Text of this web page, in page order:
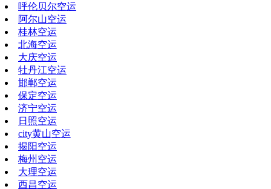
呼伦贝尔空运
阿尔山空运
桂林空运
北海空运
大庆空运
牡丹江空运
邯郸空运
保定空运
济宁空运
日照空运
city黄山空运
揭阳空运
梅州空运
大理空运
西昌空运